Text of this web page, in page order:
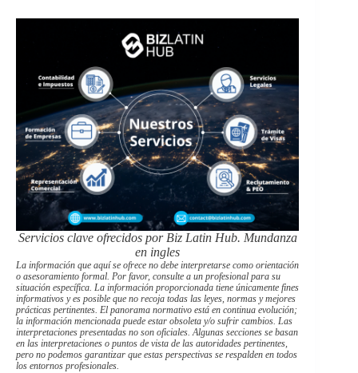
Servicios clave ofrecidos por Biz Latin Hub. Mundanza
en ingles
La información que aquí se ofrece no debe interpretarse como orientación
o asesoramiento formal. Por favor, consulte a un profesional para su
situación específica. La información proporcionada tiene únicamente fines
informativos y es posible que no recoja todas las leyes, normas y mejores
prácticas pertinentes. El panorama normativo está en continua evolución;
la información mencionada puede estar obsoleta y/o sufrir cambios. Las
interpretaciones presentadas no son oficiales. Algunas secciones se basan
en las interpretaciones o puntos de vista de las autoridades pertinentes,
pero no podemos garantizar que estas perspectivas se respalden en todos
los entornos profesionales.